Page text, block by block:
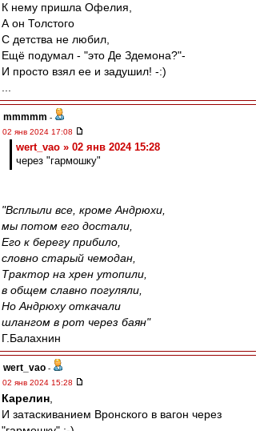
К нему пришла Офелия,
А он Толстого
С детства не любил,
Ещё подумал - "это Де Здемона?"-
И просто взял ее и задушил! -:)
mmmmm -
02 янв 2024 17:08
wert_vao » 02 янв 2024 15:28
через "гармошку"
"Всплыли все, кроме Андрюхи,
мы потом его достали,
Его к берегу прибило,
словно старый чемодан,
Трактор на хрен утопили,
в общем славно погуляли,
Но Андрюху откачали
шлангом в рот через баян"
Г.Балахнин
wert_vao -
02 янв 2024 15:28
Карелин
И затаскиванием Вронского в вагон через